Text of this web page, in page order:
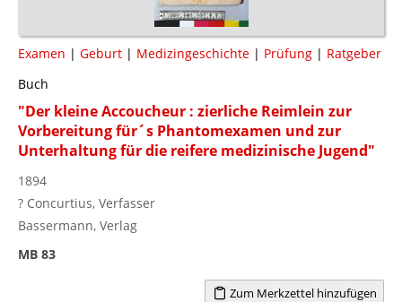
Examen | Geburt | Medizingeschichte | Prüfung | Ratgeber
Buch
"Der kleine Accoucheur : zierliche Reimlein zur
Vorbereitung für´s Phantomexamen und zur
Unterhaltung für die reifere medizinische Jugend"
1894
? Concurtius, Verfasser
Bassermann, Verlag
MB 83
Zum Merkzettel hinzufügen